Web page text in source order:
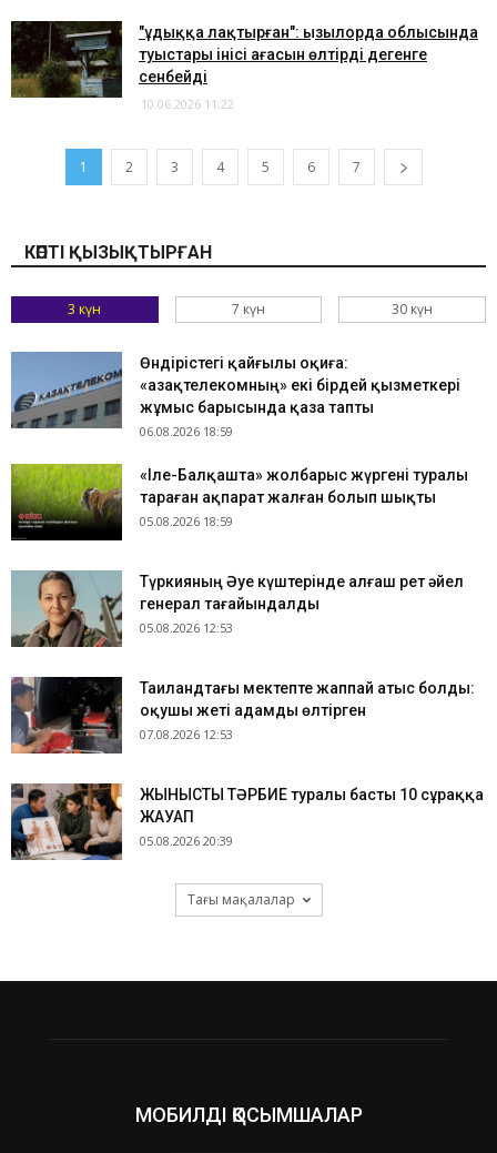
"Құдыққа лақтырған": Қызылорда облысында
туыстары інісі ағасын өлтірді дегенге
сенбейді
10.06.2026 11:22
1 2 3 4 5 6 7
КӨПТІ ҚЫЗЫҚТЫРҒАН
3 күн 7 күн 30 күн
Өндірістегі қайғылы оқиға:
«Қазақтелекомның» екі бірдей қызметкері
жұмыс барысында қаза тапты
06.08.2026 18:59
«Іле-Балқашта» жолбарыс жүргені туралы
тараған ақпарат жалған болып шықты
05.08.2026 18:59
Түркияның Әуе күштерінде алғаш рет әйел
генерал тағайындалды
05.08.2026 12:53
Таиландтағы мектепте жаппай атыс болды:
оқушы жеті адамды өлтірген
07.08.2026 12:53
ЖЫНЫСТЫҚ ТӘРБИЕ туралы басты 10 сұраққа
ЖАУАП
05.08.2026 20:39
Тағы мақалалар
МОБИЛДІ ҚОСЫМШАЛАР